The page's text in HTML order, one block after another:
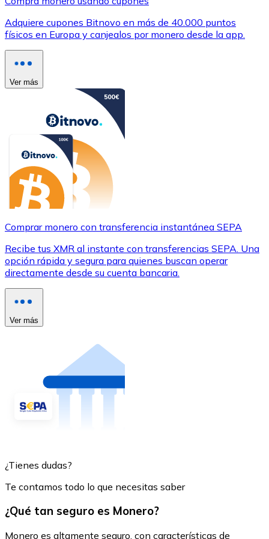
Adquiere cupones Bitnovo en más de 40.000 puntos
físicos en Europa y canjealos por monero desde la app.
Ver más
Comprar monero con transferencia instantánea SEPA
Recibe tus XMR al instante con transferencias SEPA. Una
opción rápida y segura para quienes buscan operar
directamente desde su cuenta bancaria.
Ver más
¿Tienes dudas?
Te contamos todo lo que necesitas saber
¿Qué tan seguro es Monero?
Monero es altamente seguro, con características de